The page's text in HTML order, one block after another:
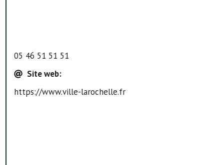
05 46 51 51 51
Site web:
https://www.ville-larochelle.fr